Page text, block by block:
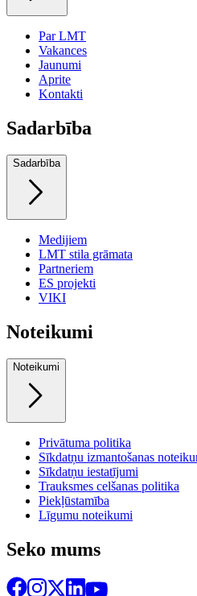
Par LMT
Vakances
Jaunumi
Aprite
Kontakti
Sadarbība
Sadarbība
Medijiem
LMT stila grāmata
Partneriem
ES projekti
VIKI
Noteikumi
Noteikumi
Privātuma politika
Sīkdatņu izmantošanas
Sīkdatņu iestatījumi
Trauksmes celšanas politika
Piekļūstamība
Līgumu noteikumi
Seko mums